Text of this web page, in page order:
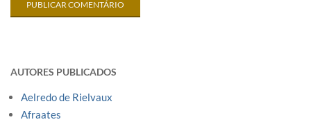
AUTORES PUBLICADOS
Aelredo de Rielvaux
Afraates